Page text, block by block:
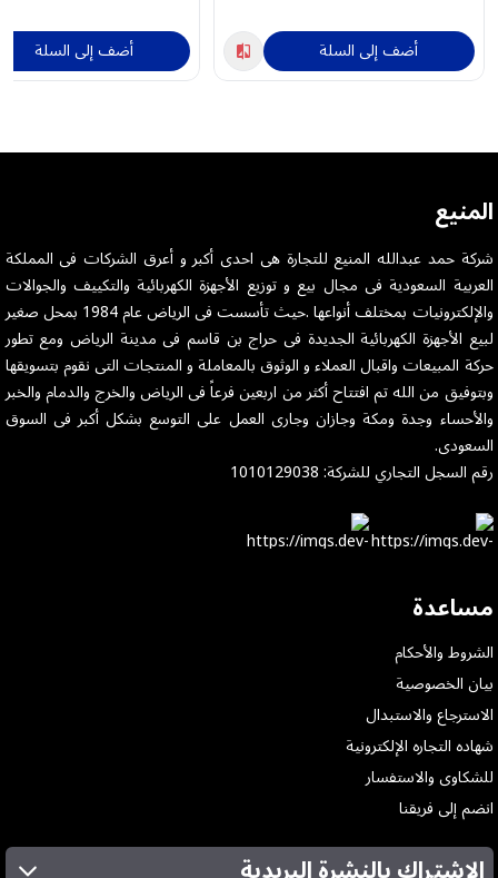
أضف إلى السلة أضف إلى السلة
المنيع
شركة حمد عبدالله المنيع للتجارة هى احدى أكبر و أعرق الشركات فى المملكة
العربية السعودية فى مجال بيع و توزيع الأجهزة الكهربائية والتكييف والجوالات
والإلكترونيات بمختلف أنواعها .حيث تأسست فى الرياض عام 1984 بمحل صغير
لبيع الأجهزة الكهربائية الجديدة فى حراج بن قاسم فى مدينة الرياض ومع تطور
حركة المبيعات واقبال العملاء و الوثوق بالمعاملة و المنتجات التى نقوم بتسويقها
وبتوفيق من الله تم افتتاح أكثر من اربعين فرعاً فى الرياض والخرج والدمام والخبر
والأحساء وجدة ومكة وجازان وجارى العمل على التوسع بشكل أكبر فى السوق
السعودى.
رقم السجل التجاري للشركة: 1010129038
مساعدة
الشروط والأحكام
بيان الخصوصية
الاسترجاع والاستبدال
شهاده التجاره الإلكترونية
للشكاوى والاستفسار
انضم إلى فريقنا